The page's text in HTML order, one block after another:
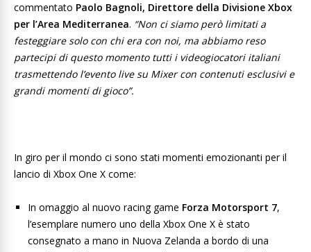
commentato Paolo Bagnoli, Direttore della Divisione Xbox
per l’Area Mediterranea. “Non ci siamo però limitati a
festeggiare solo con chi era con noi, ma abbiamo reso
partecipi di questo momento tutti i videogiocatori italiani
trasmettendo l’evento live su Mixer con contenuti esclusivi e
grandi momenti di gioco”.
In giro per il mondo ci sono stati momenti emozionanti per il
lancio di Xbox One X come:
In omaggio al nuovo racing game Forza Motorsport 7,
l’esemplare numero uno della Xbox One X è stato
consegnato a mano in Nuova Zelanda a bordo di una